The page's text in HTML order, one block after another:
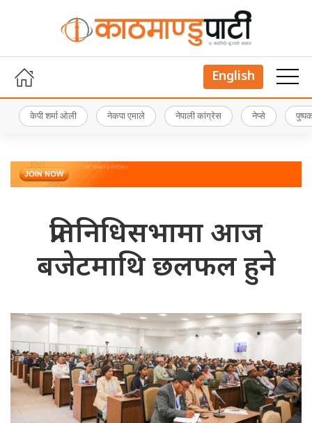
English
केपी शर्मा ओली नेकपा एमाले नेपाली कांग्रेस नेप्से
प्रतिनिधिसभामा आज
बजेटमाथि छलफल हुने